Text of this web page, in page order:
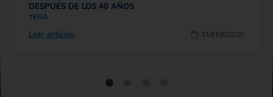
DESPUÉS DE LOS 40 AÑOS
TENA
31/ENE/2020
Leer artículo